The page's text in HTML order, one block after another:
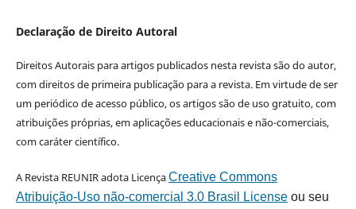
Declaração de Direito Autoral
Direitos Autorais para artigos publicados nesta revista são do autor,
com direitos de primeira publicação para a revista. Em virtude de ser
um periódico de acesso público, os artigos são de uso gratuito, com
atribuições próprias, em aplicações educacionais e não-comerciais,
com caráter científico.
A Revista REUNIR adota LicençaCreative Commons
Atribuição-Uso não-comercial 3.0 Brasil Licenseou seu